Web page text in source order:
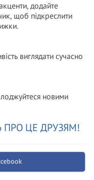
додайте
щоб підкреслити
виглядати сучасно
новими
ПРО ЦЕ ДРУЗЯМ!